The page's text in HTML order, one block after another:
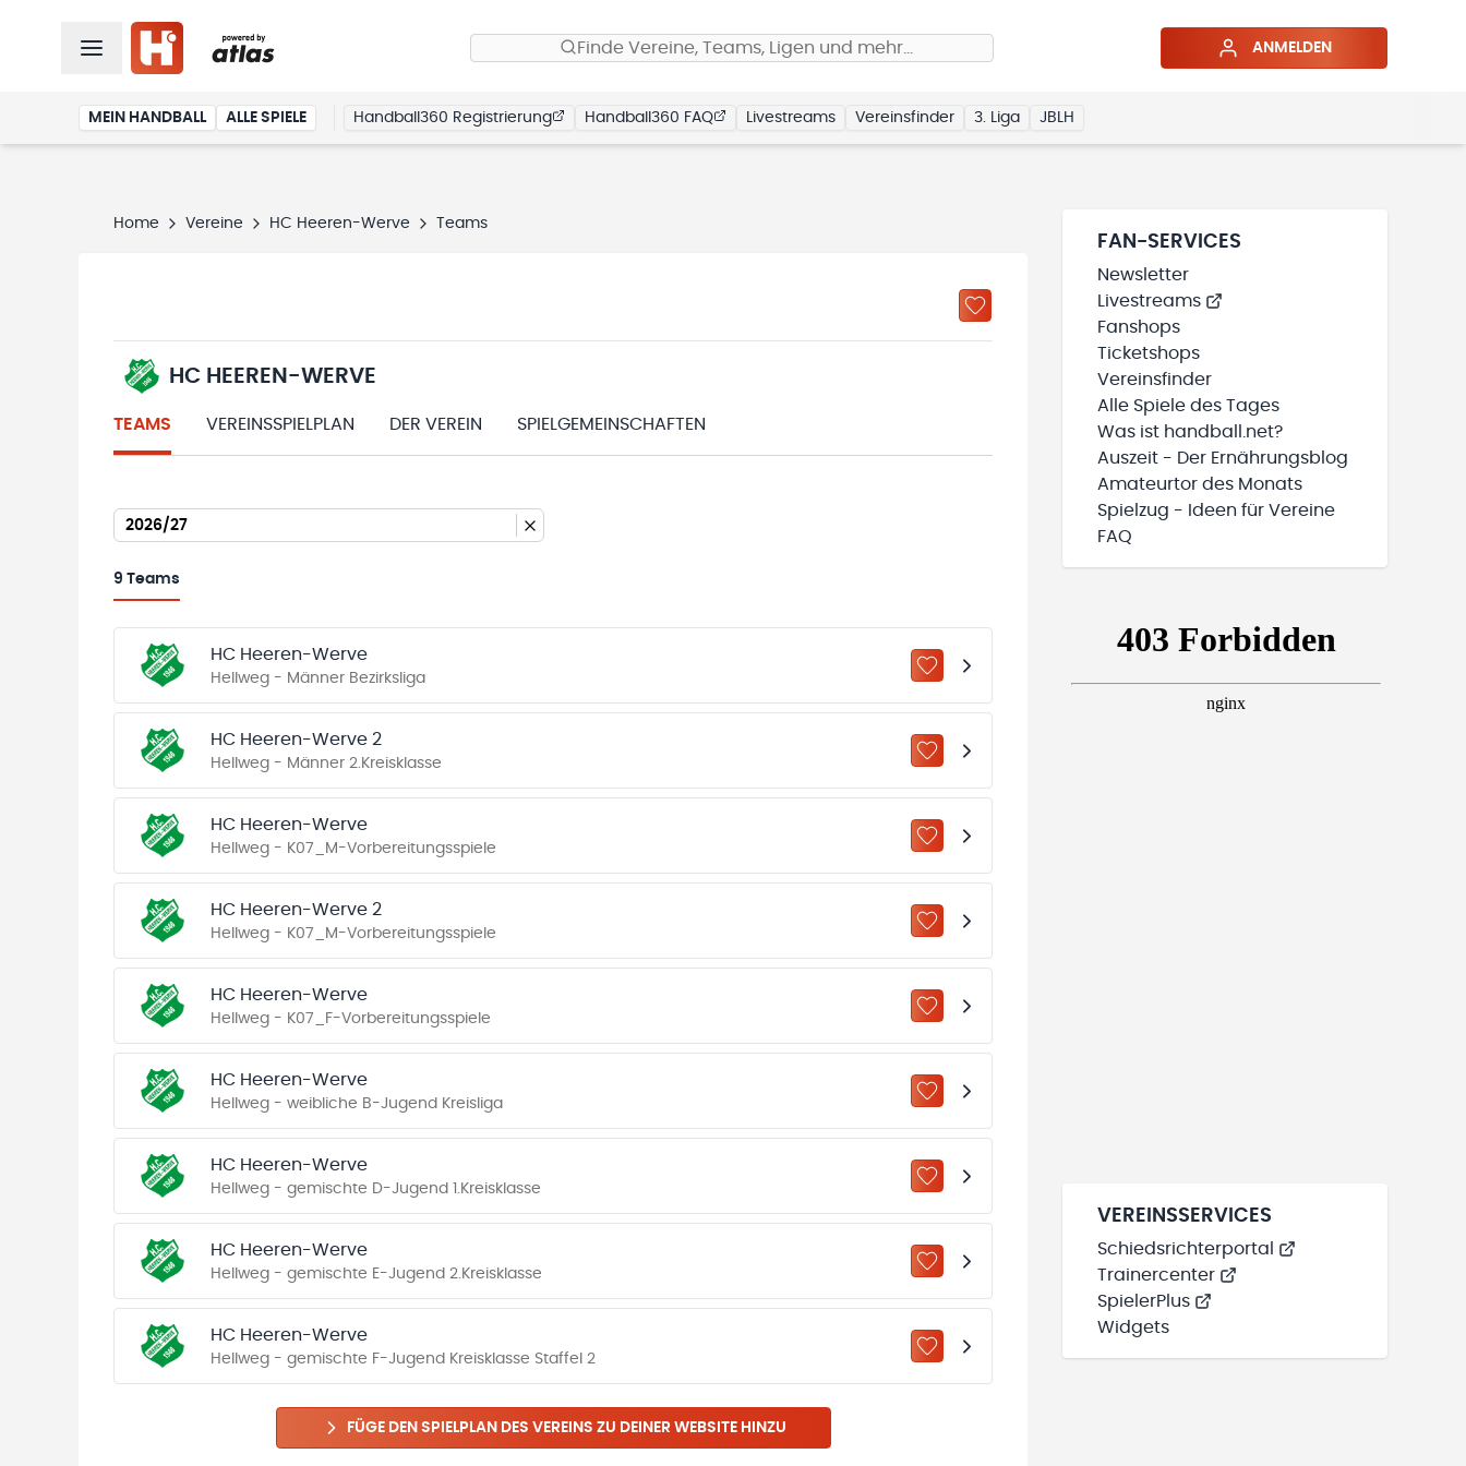
Finde Vereine, Teams, Ligen und mehr… ANMELDEN
MEIN HANDBALL ALLE SPIELE Handball360 Registrierung Handball360 FAQ Livestreams Vereinsfinder 3. Liga JBLH
Home Vereine HC Heeren-Werve Teams
HC HEEREN-WERVE
TEAMS VEREINSSPIELPLAN DER VEREIN SPIELGEMEINSCHAFTEN
2026/27
9 Teams
HC Heeren-Werve
Hellweg - Männer Bezirksliga ZU „MEINE TEAMS“ HINZUFÜGEN
HC Heeren-Werve 2
Hellweg - Männer 2.Kreisklasse ZU „MEINE TEAMS“ HINZUFÜGEN
HC Heeren-Werve
Hellweg - K07_M-Vorbereitungsspiele ZU „MEINE TEAMS“ HINZUFÜGEN
HC Heeren-Werve 2
Hellweg - K07_M-Vorbereitungsspiele ZU „MEINE TEAMS“ HINZUFÜGEN
HC Heeren-Werve
Hellweg - K07_F-Vorbereitungsspiele ZU „MEINE TEAMS“ HINZUFÜGEN
HC Heeren-Werve
Hellweg - weibliche B-Jugend Kreisliga ZU „MEINE TEAMS“ HINZUFÜGEN
HC Heeren-Werve
Hellweg - gemischte D-Jugend 1.Kreisklasse ZU „MEINE TEAMS“ HINZUFÜGEN
HC Heeren-Werve
Hellweg - gemischte E-Jugend 2.Kreisklasse ZU „MEINE TEAMS“ HINZUFÜGEN
HC Heeren-Werve
Hellweg - gemischte F-Jugend Kreisklasse Staffel 2 ZU „MEINE TEAMS“ HINZUFÜGEN
FÜGE DEN SPIELPLAN DES VEREINS ZU DEINER WEBSITE HINZU
FAN-SERVICES
Newsletter
Livestreams
Fanshops
Ticketshops
Vereinsfinder
Alle Spiele des Tages
Was ist handball.net?
Auszeit - Der Ernährungsblog
Amateurtor des Monats
Spielzug - Ideen für Vereine
FAQ
VEREINSSERVICES
Schiedsrichterportal
Trainercenter
SpielerPlus
Widgets